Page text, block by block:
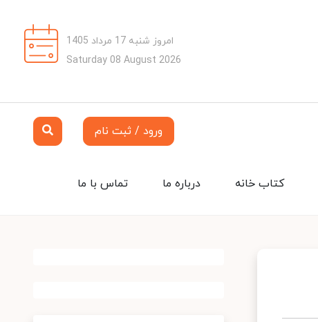
امروز شنبه 17 مرداد 1405
Saturday 08 August 2026
ورود / ثبت نام
تماس با ما درباره ما کتاب خانه